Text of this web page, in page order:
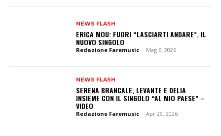
NEWS FLASH
ERICA MOU: FUORI “LASCIARTI ANDARE”, IL
NUOVO SINGOLO
Redazione Faremusic - Mag 6, 2026
NEWS FLASH
SERENA BRANCALE, LEVANTE E DELIA
INSIEME CON IL SINGOLO “AL MIO PAESE” –
VIDEO
Redazione Faremusic - Apr 29, 2026